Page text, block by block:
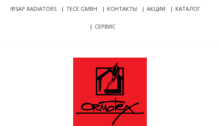
Skip
SkipIRSAP RADIATORS TECE GMBH КОНТАКТЫ АКЦИИ КАТАЛОГ
СЕРВИС